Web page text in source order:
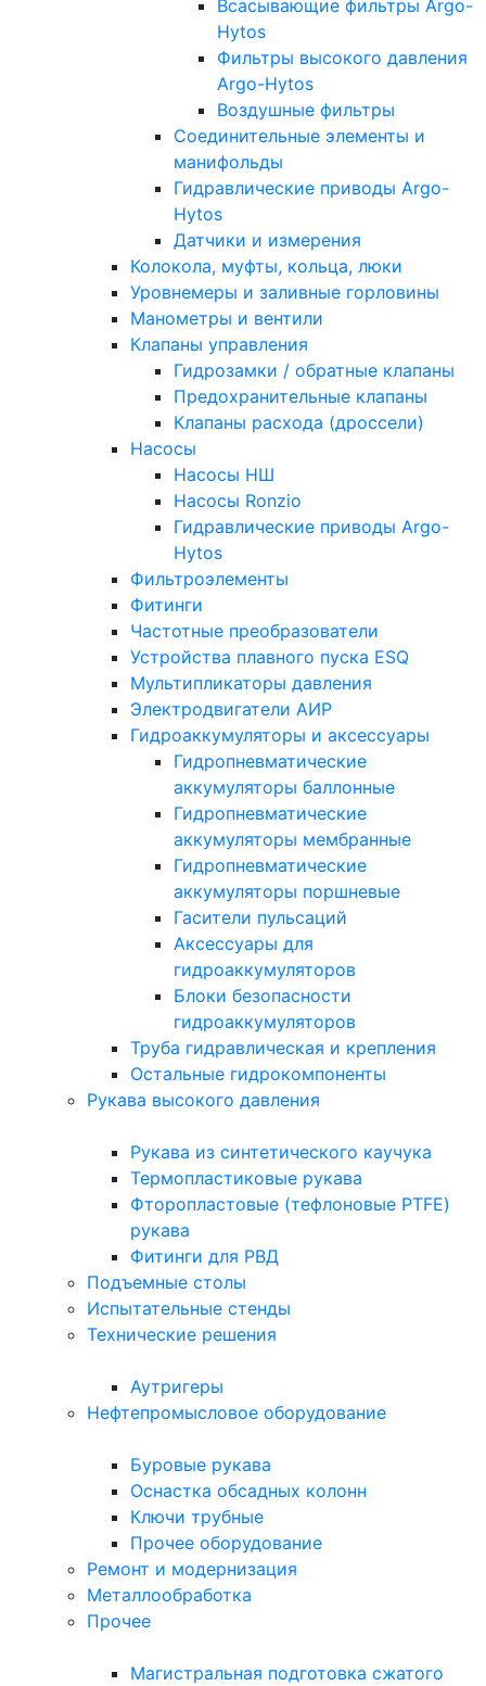
Всасывающие фильтры Argo-
Hytos
Фильтры высокого давления
Argo-Hytos
Воздушные фильтры
Соединительные элементы и
манифольды
Гидравлические приводы Argo-
Hytos
Датчики и измерения
Колокола, муфты, кольца, люки
Уровнемеры и заливные горловины
Манометры и вентили
Клапаны управления
Гидрозамки / обратные клапаны
Предохранительные клапаны
Клапаны расхода (дроссели)
Насосы
Насосы НШ
Насосы Ronzio
Гидравлические приводы Argo-
Hytos
Фильтроэлементы
Фитинги
Частотные преобразователи
Устройства плавного пуска ESQ
Мультипликаторы давления
Электродвигатели АИР
Гидроаккумуляторы и аксессуары
Гидропневматические
аккумуляторы баллонные
Гидропневматические
аккумуляторы мембранные
Гидропневматические
аккумуляторы поршневые
Гасители пульсаций
Аксессуары для
гидроаккумуляторов
Блоки безопасности
гидроаккумуляторов
Труба гидравлическая и крепления
Остальные гидрокомпоненты
Рукава высокого давления
Рукава из синтетического каучука
Термопластиковые рукава
Фторопластовые (тефлоновые PTFE)
рукава
Фитинги для РВД
Подъемные столы
Испытательные стенды
Технические решения
Аутригеры
Нефтепромысловое оборудование
Буровые рукава
Оснастка обсадных колонн
Ключи трубные
Прочее оборудование
Ремонт и модернизация
Металлообработка
Прочее
Магистральная подготовка сжатого